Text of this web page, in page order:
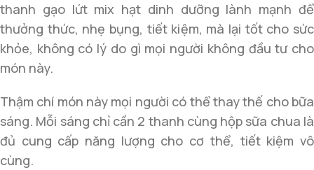
thanh gạo lứt mix hạt dinh dưỡng lành mạnh để
thưởng thức, nhẹ bụng, tiết kiệm, mà lại tốt cho sức
khỏe, không có lý do gì mọi người không đầu tư cho
món này.
Thậm chí món này mọi người có thể thay thế cho bữa
sáng. Mỗi sáng chỉ cần 2 thanh cùng hộp sữa chua là
đủ cung cấp năng lượng cho cơ thể, tiết kiệm vô
cùng.